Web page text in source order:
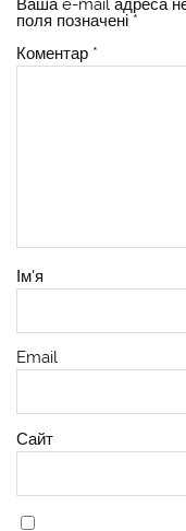
Ваша e-mail адреса
поля позначені *
Коментар *
Ім'я
Email
Сайт